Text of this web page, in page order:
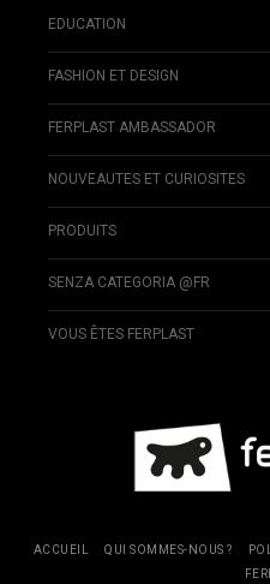
EDUCATION
FASHION ET DESIGN
FERPLAST AMBASSADOR
NOUVEAUTES ET CURIOSITES
PRODUITS
SENZA CATEGORIA @FR
VOUS ÊTES FERPLAST
ACCUEIL QUI SOMMES-NOUS ?